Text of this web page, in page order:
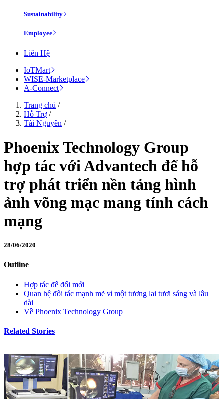
Sustainability
Employee
Liên Hệ
IoTMart
WISE-Marketplace
A-Connect
Trang chủ /
Hỗ Trợ/
Tài Nguyên /
Phoenix Technology Group
hợp tác với Advantech để hỗ
trợ phát triển nền tảng hình
ảnh võng mạc mang tính cách
mạng
28/06/2020
Outline
Hợp tác để đổi mới
Quan hệ đối tác mạnh mẽ vì một tương lai tươi sáng và lâu
dài
Về Phoenix Technology Group
Related Stories